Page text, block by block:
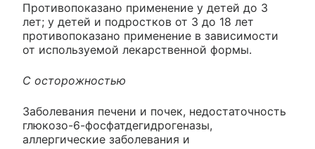
Противопоказано применение у детей до 3
лет; у детей и подростков от 3 до 18 лет
противопоказано применение в зависимости
от используемой лекарственной формы.
С осторожностью
Заболевания печени и почек, недостаточность
глюкозо-6-фосфатдегидрогеназы,
аллергические заболевания и